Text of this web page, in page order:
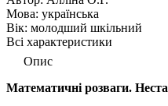
Мова: українська
Вік: молодший шкільний
Всі характеристики
Опис
Математичні розваги.